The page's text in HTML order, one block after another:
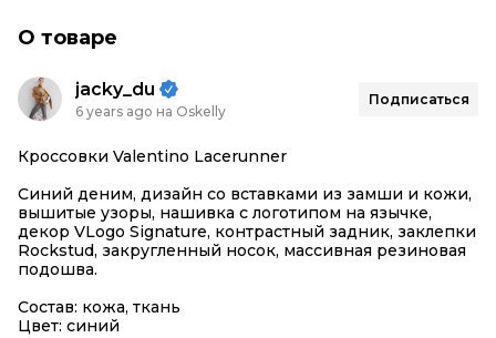
О товаре
jacky_du
6 years ago на Oskelly
Подписаться
Кроссовки Valentino Lacerunner
Синий деним, дизайн со вставками из замши и кожи,
вышитые узоры, нашивка с логотипом на язычке,
декор VLogo Signature, контрастный задник, заклепки
Rockstud, закругленный носок, массивная резиновая
подошва.
Состав: кожа, ткань
Цвет: синий